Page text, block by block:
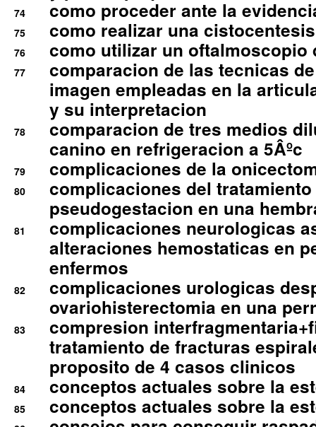
74 como proceder ante la
75 como realizar una
76 como utilizar un oftalmoscopio
77
comparacion de las tecnicas
imagen empleadas en la
y su interpretacion
78
comparacion de tres medios
canino en refrigeracion a 5Âºc
79 complicaciones de la
80
complicaciones del
pseudogestacion en una
81
complicaciones neurologicas
alteraciones hemostaticas en
enfermos
82
complicaciones urologicas
ovariohisterectomia en una
83
compresion
tratamiento de fracturas
proposito de 4 casos clinicos
84 conceptos actuales sobre la
85 conceptos actuales sobre la